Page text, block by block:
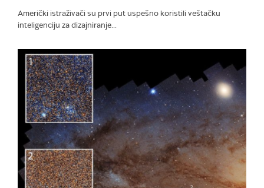
Američki istraživači su prvi put uspešno koristili veštačku
inteligenciju za dizajniranje...